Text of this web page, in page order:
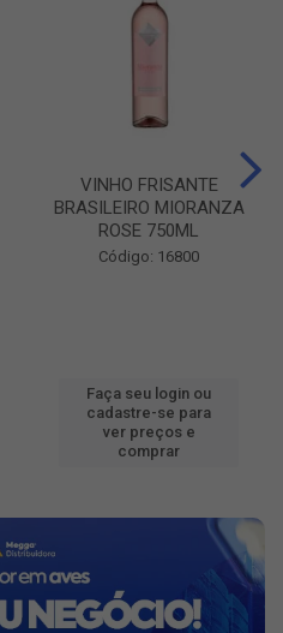
VINHO FRISANTE
BRASILEIRO MIORANZA
ROSE 750ML
Código: 16800
Faça seu login ou
cadastre-se para
ver preços e
comprar